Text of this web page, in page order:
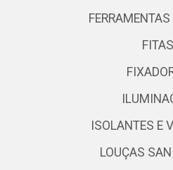
FITAS
ISOLANTES E
LOUÇAS